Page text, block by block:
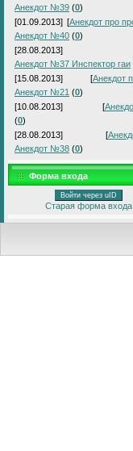
Анекдот №39 (0)
[01.09.2013] [Анекдот про
Анекдот №40 (0)
[28.08.2013]
Анекдот №37 Инспектор гаи
[15.08.2013]
[Анекдот
Анекдот №21 (0)
[10.08.2013]
[
(0)
[28.08.2013]
[
Анекдот №38 (0)
Форма входа
Войти через uID
Старая форма входа